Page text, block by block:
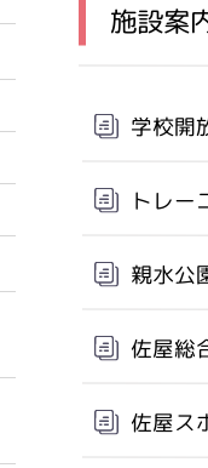
施設案
学校開
トレー
親水公
佐屋総
佐屋ス